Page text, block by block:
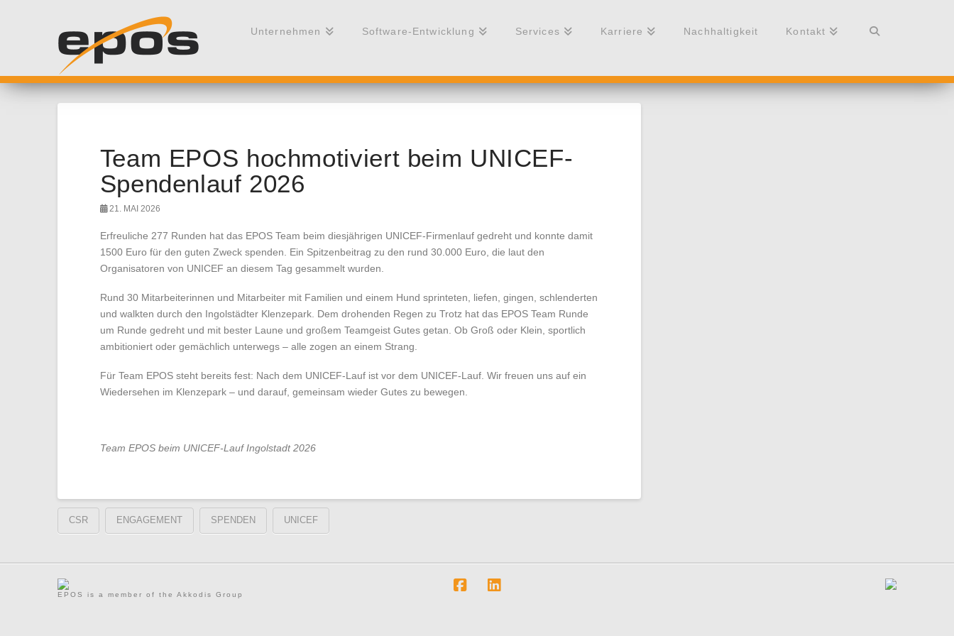
Unternehmen Software-Entwicklung Services Karriere Nachhaltigkeit Kontakt
Team EPOS hochmotiviert beim UNICEF-
Spendenlauf 2026
21. MAI 2026
Erfreuliche 277 Runden hat das EPOS Team beim diesjährigen UNICEF-Firmenlauf gedreht und konnte damit
1500 Euro für den guten Zweck spenden. Ein Spitzenbeitrag zu den rund 30.000 Euro, die laut den
Organisatoren von UNICEF an diesem Tag gesammelt wurden.
Rund 30 Mitarbeiterinnen und Mitarbeiter mit Familien und einem Hund sprinteten, liefen, gingen, schlenderten
und walkten durch den Ingolstädter Klenzepark. Dem drohenden Regen zu Trotz hat das EPOS Team Runde
um Runde gedreht und mit bester Laune und großem Teamgeist Gutes getan. Ob Groß oder Klein, sportlich
ambitioniert oder gemächlich unterwegs – alle zogen an einem Strang.
Für Team EPOS steht bereits fest: Nach dem UNICEF-Lauf ist vor dem UNICEF-Lauf. Wir freuen uns auf ein
Wiedersehen im Klenzepark – und darauf, gemeinsam wieder Gutes zu bewegen.
Team EPOS beim UNICEF-Lauf Ingolstadt 2026
CSR ENGAGEMENT SPENDEN UNICEF
EPOS is a member of the Akkodis Group